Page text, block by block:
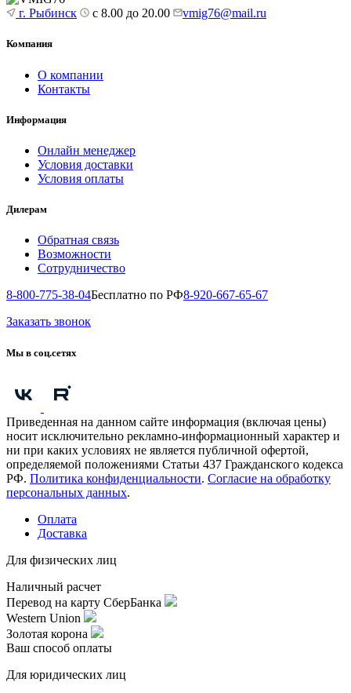
г. Рыбинск с 8.00 до 20.00 vmig76@mail.ru
Компания
О компании
Контакты
Информация
Онлайн менеджер
Условия доставки
Условия оплаты
Дилерам
Обратная связь
Возможности
Сотрудничество
8-800-775-38-04Бесплатно по РФ8-920-667-65-67
Заказать звонок
Мы в соц.сетях
Приведенная на данном сайте информация (включая цены)
носит исключительно рекламно-информационный характер и
ни при каких условиях не является публичной офертой,
определяемой положениями Статьи 437 Гражданского кодекса
РФ. Политика конфиденциальности. Согласие на обработку
персональных данных.
Оплата
Доставка
Для физических лиц
Наличный расчет
Перевод на карту СберБанка
Western Union
Золотая корона
Ваш способ оплаты
Для юридических лиц